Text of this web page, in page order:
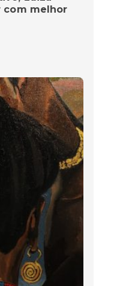
com melhor